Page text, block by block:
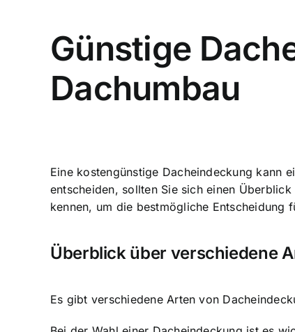
Günstige
Dachumbau
Eine kostengünstige Dacheindeckung kann
entscheiden, sollten Sie sich einen
kennen, um die bestmögliche Entscheidung
Überblick über verschiedene
Es gibt verschiedene Arten von